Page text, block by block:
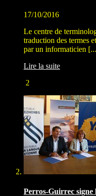
17/10/2016
Le centre de
traduction des termes
par un informaticien
Lire la suite
2
Perros-Guirrec signe